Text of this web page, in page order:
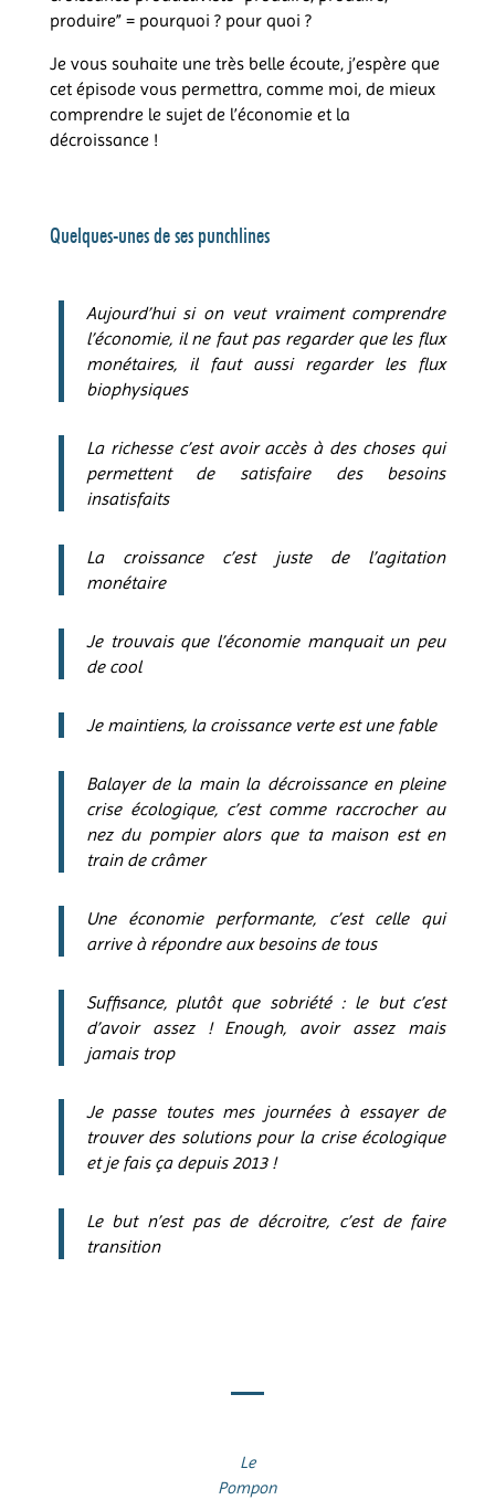
produire” = pourquoi ? pour quoi ?
Je vous souhaite une très belle écoute, j’espère que
cet épisode vous permettra, comme moi, de mieux
comprendre le sujet de l’économie et la
décroissance !
Quelques-unes de ses punchlines
Aujourd’hui si on veut vraiment comprendre
l’économie, il ne faut pas regarder que les flux
monétaires, il faut aussi regarder les flux
biophysiques
La richesse c’est avoir accès à des choses qui
permettent de satisfaire des besoins
insatisfaits
La croissance c’est juste de l’agitation
monétaire
Je trouvais que l’économie manquait un peu
de cool
Je maintiens, la croissance verte est une fable
Balayer de la main la décroissance en pleine
crise écologique, c’est comme raccrocher au
nez du pompier alors que ta maison est en
train de crâmer
Une économie performante, c’est celle qui
arrive à répondre aux besoins de tous
Suffisance, plutôt que sobriété : le but c’est
d’avoir assez ! Enough, avoir assez mais
jamais trop
Je passe toutes mes journées à essayer de
trouver des solutions pour la crise écologique
et je fais ça depuis 2013 !
Le but n’est pas de décroitre, c’est de faire
transition
Le
Pompon